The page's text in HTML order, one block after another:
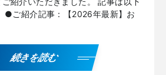
●ご紹介記事：【2026年最新】お
続きを読む